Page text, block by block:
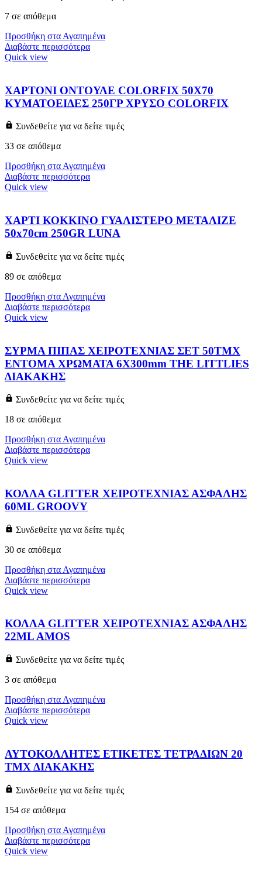
7 σε απόθεμα
Προσθήκη στα Αγαπημένα
Διαβάστε περισσότερα
Quick view
ΧΑΡΤΟΝΙ ΟΝΤΟΥΛΕ COLORFIX 50Χ70
ΚΥΜΑΤΟΕΙΔΕΣ 250ΓΡ ΧΡΥΣΟ COLORFIX
Συνδεθείτε για να δείτε τιμές
33 σε απόθεμα
Προσθήκη στα Αγαπημένα
Διαβάστε περισσότερα
Quick view
ΧΑΡΤΙ ΚΟΚΚΙΝΟ ΓΥΑΛΙΣΤΕΡΟ ΜΕΤΑΛΙΖΕ
50x70cm 250GR LUNA
Συνδεθείτε για να δείτε τιμές
89 σε απόθεμα
Προσθήκη στα Αγαπημένα
Διαβάστε περισσότερα
Quick view
ΣΥΡΜΑ ΠΙΠΑΣ ΧΕΙΡΟΤΕΧΝΙΑΣ ΣΕΤ 50ΤΜΧ
ΕΝΤΟΜΑ ΧΡΩΜΑΤΑ 6X300mm THE LITTLIES
ΔΙΑΚΑΚΗΣ
Συνδεθείτε για να δείτε τιμές
18 σε απόθεμα
Προσθήκη στα Αγαπημένα
Διαβάστε περισσότερα
Quick view
ΚΟΛΛΑ GLITTER ΧΕΙΡΟΤΕΧΝΙΑΣ ΑΣΦΑΛΗΣ
60ML GROOVY
Συνδεθείτε για να δείτε τιμές
30 σε απόθεμα
Προσθήκη στα Αγαπημένα
Διαβάστε περισσότερα
Quick view
ΚΟΛΛΑ GLITTER ΧΕΙΡΟΤΕΧΝΙΑΣ ΑΣΦΑΛΗΣ
22ML AMOS
Συνδεθείτε για να δείτε τιμές
3 σε απόθεμα
Προσθήκη στα Αγαπημένα
Διαβάστε περισσότερα
Quick view
ΑΥΤΟΚΟΛΛΗΤΕΣ ΕΤΙΚΕΤΕΣ ΤΕΤΡΑΔΙΩΝ 20
ΤΜΧ ΔΙΑΚΑΚΗΣ
Συνδεθείτε για να δείτε τιμές
154 σε απόθεμα
Προσθήκη στα Αγαπημένα
Διαβάστε περισσότερα
Quick view